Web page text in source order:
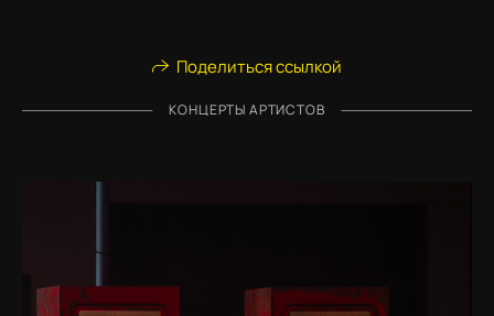
Поделиться ссылкой
КОНЦЕРТЫ АРТИСТОВ